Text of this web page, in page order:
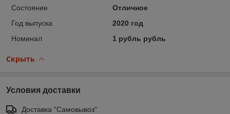
Состояние
Отличное
Год выпуска
2020 год
Номинал
1 рубль рубль
Скрыть
Условия доставки
Доставка "Самовывоз"